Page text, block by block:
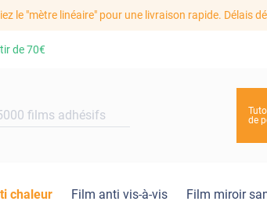
le "mètre linéaire" pour une livraison rapide. Délais
de70€
de
chaleur Film anti vis-à-vis Film miroir